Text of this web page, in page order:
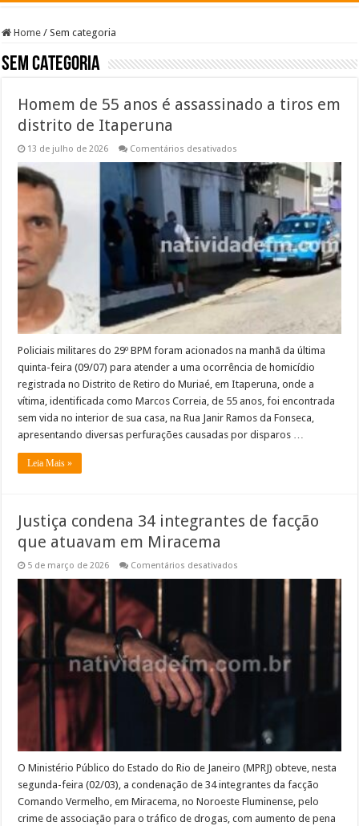
Home / Sem categoria
Sem categoria
Homem de 55 anos é assassinado a tiros em
distrito de Itaperuna
13 de julho de 2026 Comentários desativados
de
55
anos
é
assassinado
tiros
em
distrito
de
Itaperuna
Policiais militares do 29º BPM foram acionados na manhã da última
quinta-feira (09/07) para atender a uma ocorrência de homicídio
registrada no Distrito de Retiro do Muriaé, em Itaperuna, onde a
vítima, identificada como Marcos Correia, de 55 anos, foi encontrada
sem vida no interior de sua casa, na Rua Janir Ramos da Fonseca,
apresentando diversas perfurações causadas por disparos …
Leia Mais »
Justiça condena 34 integrantes de facção
que atuavam em Miracema
5 de março de 2026 Comentários desativados
em
Miracema
O Ministério Público do Estado do Rio de Janeiro (MPRJ) obteve, nesta
segunda-feira (02/03), a condenação de 34 integrantes da facção
Comando Vermelho, em Miracema, no Noroeste Fluminense, pelo
crime de associação para o tráfico de drogas, com aumento de pena